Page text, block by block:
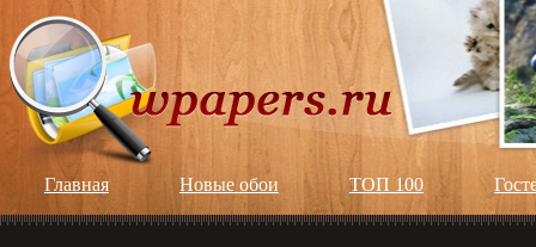
Главная Новые обои ТОП 100